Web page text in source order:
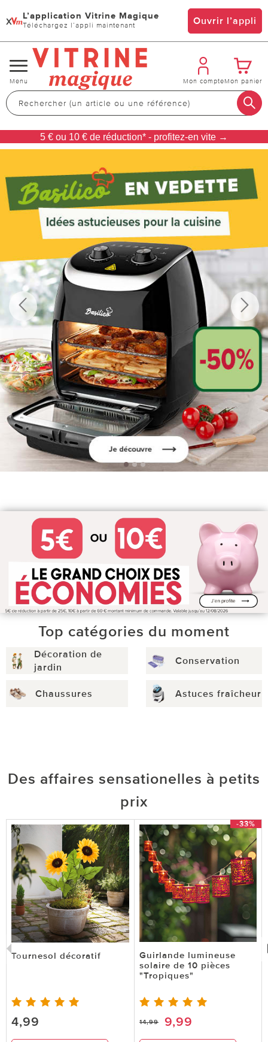
x L’application Vitrine Magique
Téléchargez l’appli maintenant Ouvrir l’appli
Changer
de
navigation
Menu Mon compteMon panier
5 € ou 10 € de réduction* - profitez-en vite →
Top catégories du moment
Décoration de
jardin
Conservation
Chaussures Astuces fraîcheur
Des affaires sensationelles à petits
prix
Tournesol décoratif
4,99
-33%
Guirlande lumineuse
solaire de 10 pièces
"Tropiques"
14,99 9,99